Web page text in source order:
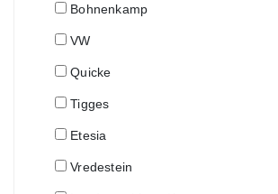
Bohnenkamp
VW
Quicke
Tigges
Etesia
Vredestein